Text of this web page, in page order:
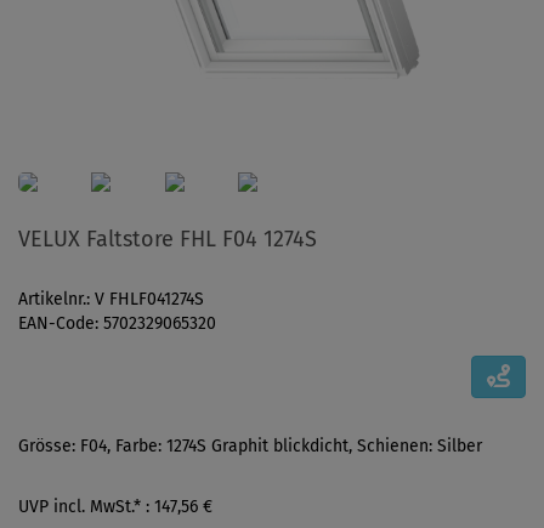
VELUX Faltstore FHL F04 1274S
Artikelnr.: V FHLF041274S
EAN-Code: 5702329065320
Grösse: F04, Farbe: 1274S Graphit blickdicht, Schienen: Silber
UVP incl. MwSt.* : 147,56 €